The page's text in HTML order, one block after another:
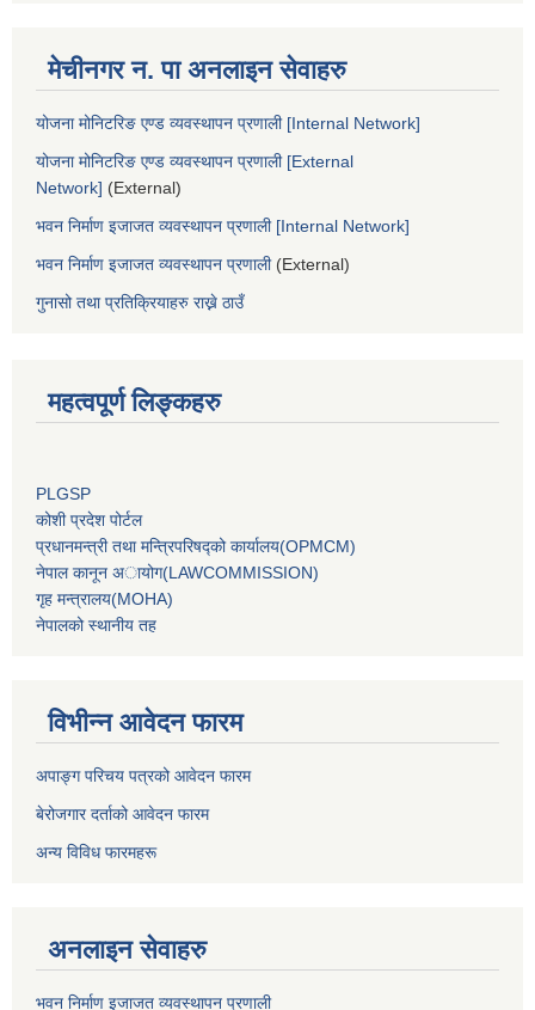
मेचीनगर न. पा अनलाइन सेवाहरु
योजना मोनिटरिङ एण्ड व्यवस्थापन प्रणाली [Internal Network]
योजना मोनिटरिङ एण्ड व्यवस्थापन प्रणाली [External
Network] (External)
भवन निर्माण इजाजत व्यवस्थापन प्रणाली [Internal Network]
भवन निर्माण इजाजत व्यवस्थापन प्रणाली(External)
गुनासो तथा प्रतिक्रियाहरु राख्ने ठाउँ
महत्वपूर्ण लिङ्कहरु
PLGSP
कोशी प्रदेश पोर्टल
प्रधानमन्‍त्री तथा मन्‍त्रिपरिषद्को कार्यालय(OPMCM)
नेपाल कानून अायोग(LAWCOMMISSION)
गृह मन्‍त्रालय(MOHA)
नेपालको स्थानीय तह
विभीन्न आवेदन फारम
अपाङ्ग परिचय पत्रको आवेदन फारम
बेरोजगार दर्ताको आवेदन फारम
अन्य विविध फारमहरू
अनलाइन सेवाहरु
भवन निर्माण इजाजत व्यवस्थापन प्रणाली